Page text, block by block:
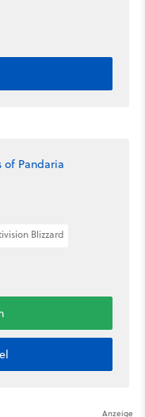
of Pandaria
Blizzard